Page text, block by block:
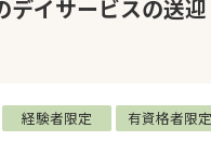
イサービスの送迎
経験者限定 有資格者限定